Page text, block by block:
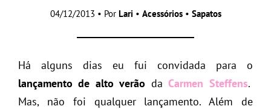
04/12/2013 • Por Lari • Acessórios• Sapatos
Há alguns dias eu fui convidada para o
lançamento de alto verão daCarmen Steffens.
Mas, não foi qualquer lançamento. Além de